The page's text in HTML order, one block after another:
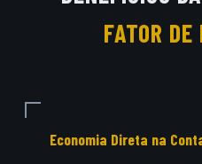
FATOR
Economia Direta na